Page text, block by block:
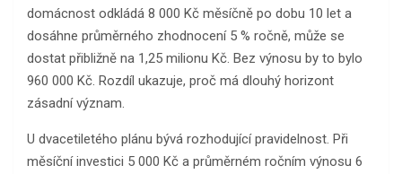
domácnost odkládá 8 000 Kč měsíčně po dobu 10 let a
dosáhne průměrného zhodnocení 5 % ročně, může se
dostat přibližně na 1,25 milionu Kč. Bez výnosu by to bylo
960 000 Kč. Rozdíl ukazuje, proč má dlouhý horizont
zásadní význam.
U dvacetiletého plánu bývá rozhodující pravidelnost. Při
měsíční investici 5 000 Kč a průměrném ročním výnosu 6